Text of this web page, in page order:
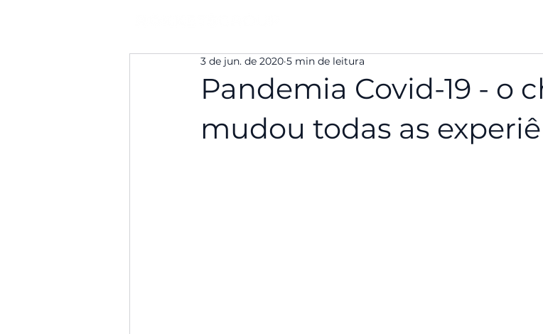
Pandemia Covid-19 - o
mudou todas as
3 de jun. de 2020 5 min de leitura